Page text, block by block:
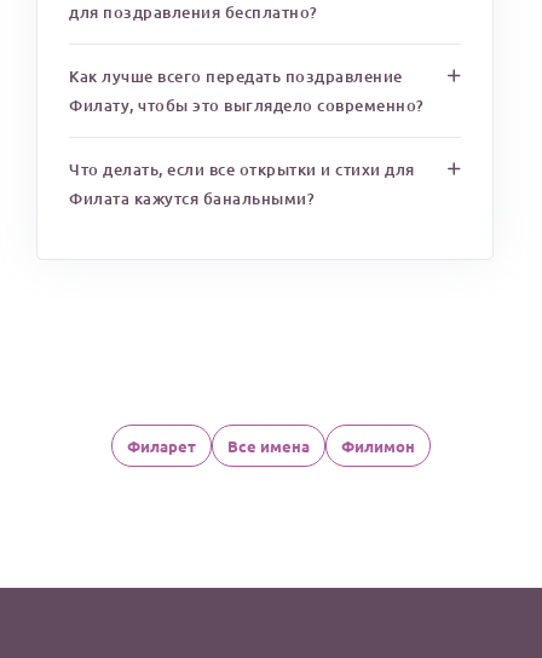
для поздравления бесплатно?
Как лучше всего передать поздравление
Филату, чтобы это выглядело современно?
Что делать, если все открытки и стихи для
Филата кажутся банальными?
Филарет Все имена Филимон